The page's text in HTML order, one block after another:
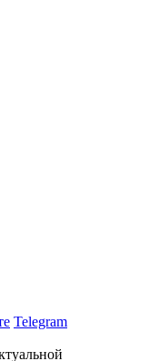
Telegram